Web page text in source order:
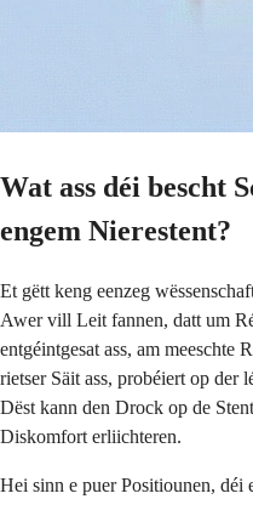
Wat ass déi bescht
engem Nierestent?
Et gëtt keng eenzeg
Awer vill Leit fannen, datt um
entgéintgesat ass, am meeschte
rietser Säit ass, probéiert op der
Dëst kann den Drock op de
Diskomfort erliichteren.
Hei sinn e puer Positiounen, déi